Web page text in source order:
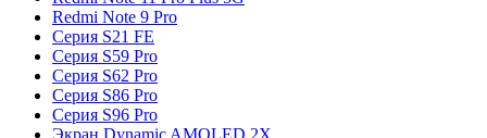
Redmi Note 9 Pro
Серия S21 FE
Серия S59 Pro
Серия S62 Pro
Серия S86 Pro
Серия S96 Pro
Экран Dynamic AMOLED 2X